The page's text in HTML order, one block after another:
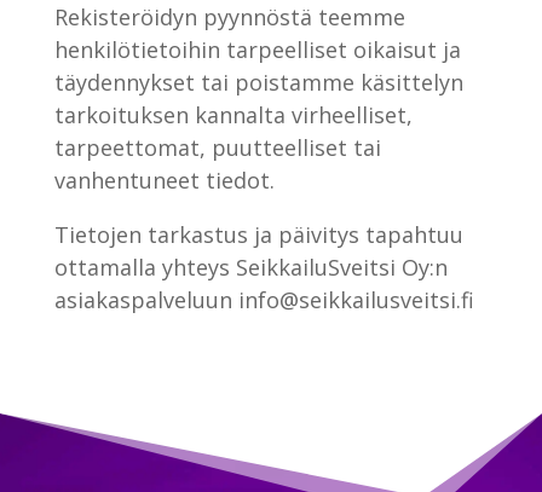
Rekisteröidyn pyynnöstä teemme
henkilötietoihin tarpeelliset oikaisut ja
täydennykset tai poistamme käsittelyn
tarkoituksen kannalta virheelliset,
tarpeettomat, puutteelliset tai
vanhentuneet tiedot.
Tietojen tarkastus ja päivitys tapahtuu
ottamalla yhteys SeikkailuSveitsi Oy:n
asiakaspalveluun info@seikkailusveitsi.fi